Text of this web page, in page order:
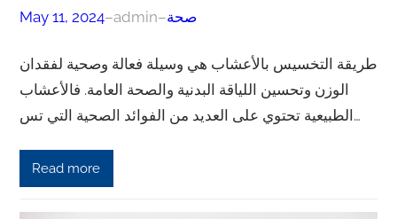
May 11, 2024–admin–صحة
طريقة التخسيس بالأعشاب هي وسيلة فعالة وصحية لفقدان
الوزن وتحسين اللياقة البدنية والصحة العامة. فالأعشاب
الطبيعية تحتوي على العديد من الفوائد الصحية التي تس…
Read more